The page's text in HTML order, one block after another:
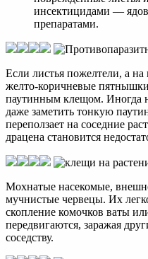
инсектицидами —
препаратами.
Если листья пожелтели, а
желто-коричневые
паутинным клещом. Иногда
даже заметить тонкую
переползает на соседние
драцена становится
Мохнатые насекомые,
мучнистые червецы. Их
скопление комочков ваты
передвигаются, заражая
соседству.